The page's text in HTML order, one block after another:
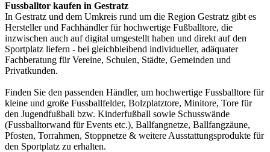
Fussballtor kaufen in Gestratz
In Gestratz und dem Umkreis rund um die Region Gestratz gibt es
Hersteller und Fachhändler für hochwertige Fußballtore, die
inzwischen auch auf digital umgestellt haben und direkt auf den
Sportplatz liefern - bei gleichbleibend individueller, adäquater
Fachberatung für Vereine, Schulen, Städte, Gemeinden und
Privatkunden.
Finden Sie den passenden Händler, um hochwertige Fussballtore für
kleine und große Fussballfelder, Bolzplatztore, Minitore, Tore für
den Jugendfußball bzw. Kinderfußball sowie Schusswände
(Fussballtorwand für Events etc.), Ballfangnetze, Ballfangzäune,
Pfosten, Torrahmen, Stoppnetze & weitere Ausstattungsprodukte für
den Sportplatz zu erhalten.